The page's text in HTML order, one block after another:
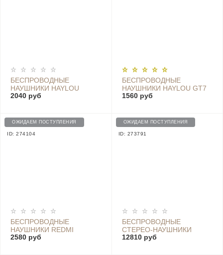
БЕСПРОВОДНЫЕ
НАУШНИКИ HAYLOU
MORIPODS - QCC3040
2040 руб
БЕСПРОВОДНЫЕ
НАУШНИКИ HAYLOU GT7
BLACK
1560 руб
ОЖИДАЕМ ПОСТУПЛЕНИЯ
ID: 274104
БЕСПРОВОДНЫЕ
НАУШНИКИ REDMI
AIRDOTS 3 - TWSEJ08LS
2580 руб
ОЖИДАЕМ ПОСТУПЛЕНИЯ
ID: 273791
БЕСПРОВОДНЫЕ
CТЕРЕО-НАУШНИКИ
SONY WI-1000X
12810 руб